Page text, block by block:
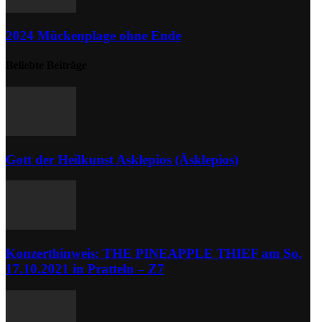
2024 Mückenplage ohne Ende
Gott der Heilkunst Asklepios (Äsklepios)
Konzerthinweis: THE PINEAPPLE THIEF am So.
17.10.2021 in Pratteln – Z7